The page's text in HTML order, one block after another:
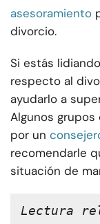
asesoramiento
divorcio.
Si estás
respecto al
ayudarlo a
Algunos
por un
recomendarle
situación de
Lectura